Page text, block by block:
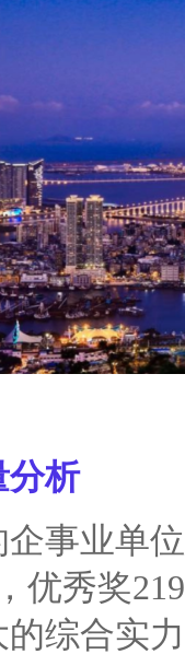
分析
业单位
优秀奖
综合实